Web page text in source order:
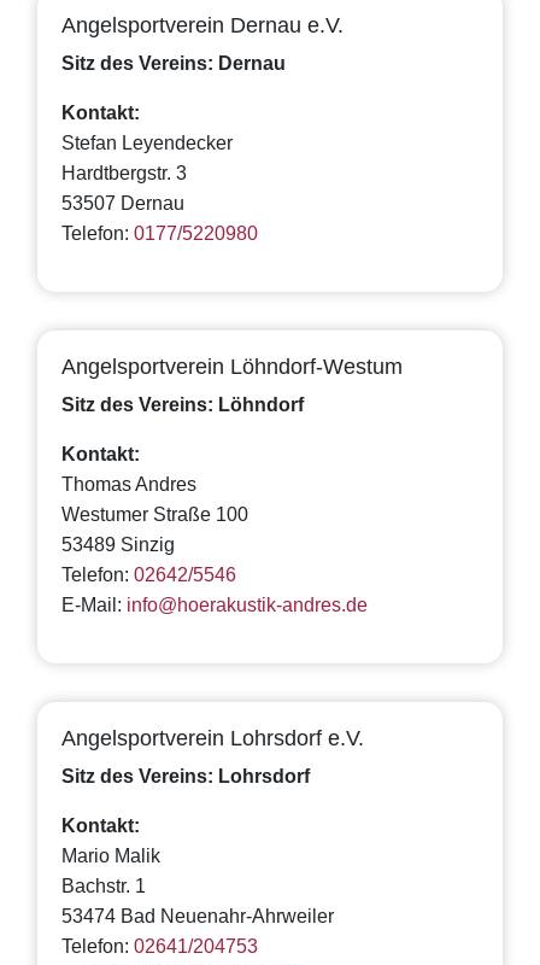
Angelsportverein Dernau e.V.
Sitz des Vereins: Dernau
Kontakt:
Stefan Leyendecker
Hardtbergstr. 3
53507 Dernau
Telefon: 0177/5220980
Angelsportverein Löhndorf-Westum
Sitz des Vereins: Löhndorf
Kontakt:
Thomas Andres
Westumer Straße 100
53489 Sinzig
Telefon: 02642/5546
E-Mail: info@hoerakustik-andres.de
Angelsportverein Lohrsdorf e.V.
Sitz des Vereins: Lohrsdorf
Kontakt:
Mario Malik
Bachstr. 1
53474 Bad Neuenahr-Ahrweiler
Telefon: 02641/204753